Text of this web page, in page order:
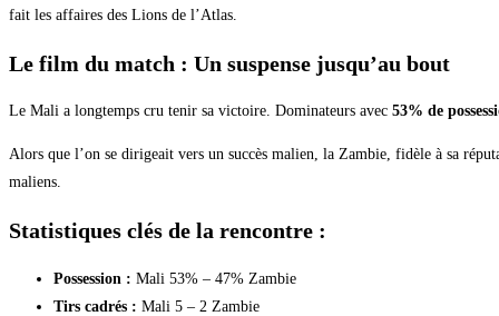
publication :
fait les affaires des Lions de l’Atlas.
Le film du match : Un suspense jusqu’au bout
Le Mali a longtemps cru tenir sa victoire. Dominateurs avec 53% de
Alors que l’on se dirigeait vers un succès malien, la Zambie, fidèle à sa
maliens.
Statistiques clés de la rencontre :
Possession : Mali 53% – 47% Zambie
Tirs cadrés : Mali 5 – 2 Zambie